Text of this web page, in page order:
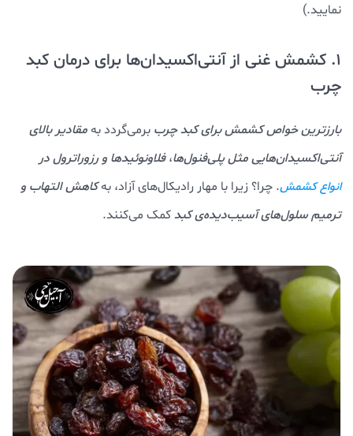
نمایید.)
1. کشمش غنی از آنتی‌اکسیدان‌ها برای درمان کبد
چرب
بارزترین خواص کشمش برای کبد چرب برمی‌گردد بهمقادیر بالای
آنتی‌اکسیدان‌هایی مثل پلی‌فنول‌ها،فلاونوئیدها و رزوراترول در
انواع کشمش. چرا؟ زیرا با مهار رادیکال‌های آزاد، بهکاهش التهاب و
ترمیم سلول‌های آسیب‌دیده‌ی کبدکمک می‌کنند.